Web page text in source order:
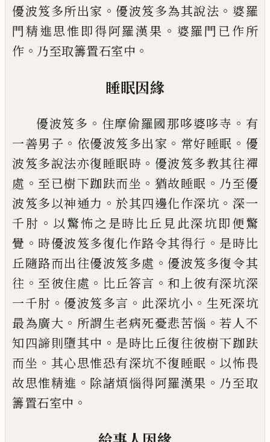
優波笈多所出家 。優波笈多為其說法 。 婆羅
門精進思惟即得阿羅漢果 。 婆羅門已作所
作 。 乃至取籌置石室中 。
睡眠因緣
優波笈多 。 住摩偷羅國那哆婆哆寺 。 有
一善男子 。 依優波笈多出家 。 常好睡眠 。 優
波笈多說法亦復睡眠時 。 優波笈多教其往禪
處 。 至已樹下跏趺而坐 。 猶故睡眠 。 乃至優
波笈多以神通力 。 於其四邊化作深坑 。 深一
千肘 。 以驚怖之是時比丘見此深坑即便驚
覺 。 時優波笈多復化作路令其得行 。 是時比
丘隨路而出往優波笈多處 。優波笈多復令其
往 。 至彼住處 。 比丘答言 。 和上彼有深坑深
一千肘 。優波笈多言 。 此深坑小 。 生死深坑
最為廣大 。 所謂生老病死憂悲苦惱 。若人不
知四諦則墮其中 。 是時比丘復往彼樹下跏趺
而坐 。 其心思惟恐有深坑不復睡眠 。 以怖畏
故思惟精進 。 除諸煩惱得阿羅漢果 。 乃至取
籌置石室中 。